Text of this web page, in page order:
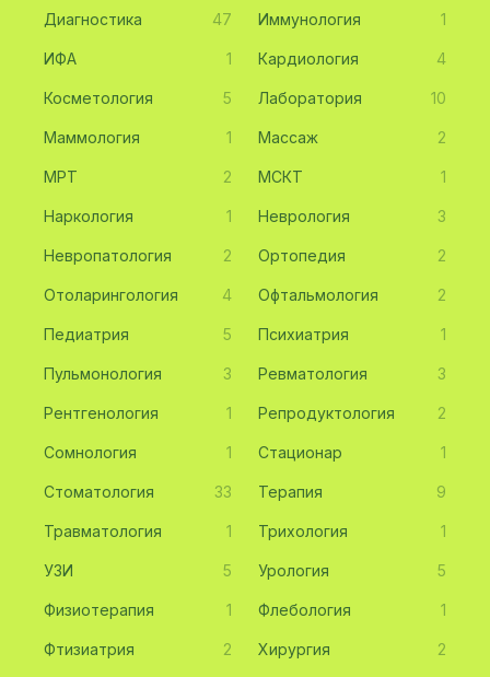
Диагностика 47 Иммунология 1
ИФА 1 Кардиология 4
Косметология 5 Лаборатория 10
Маммология 1 Массаж 2
МРТ 2 МСКТ 1
Наркология 1 Неврология 3
Невропатология 2 Ортопедия 2
Отоларингология 4 Офтальмология 2
Педиатрия 5 Психиатрия 1
Пульмонология 3 Ревматология 3
Рентгенология 1 Репродуктология 2
Сомнология 1 Стационар 1
Стоматология 33 Терапия 9
Травматология 1 Трихология 1
УЗИ 5 Урология 5
Физиотерапия 1 Флебология 1
Фтизиатрия 2 Хирургия 2